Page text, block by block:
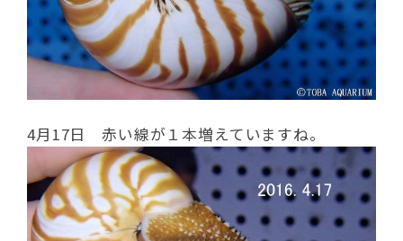
4月17日 赤い線が１本増えていますね。